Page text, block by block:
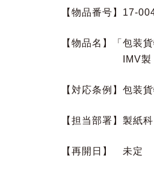
【物品番号】17-
【物品名】「包装
IMV製
【対応条例】包装
【担当部署】製紙科
【再開日】 未定